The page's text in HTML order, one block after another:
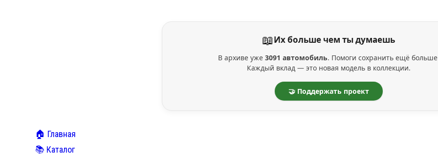
📖Их больше чем ты думаешь
В архиве уже 3091 автомобиль. Помоги сохранить ещё
Каждый вклад — это новая модель в коллекции.
🤝 Поддержать проект
🏠 Главная
📚 Каталог